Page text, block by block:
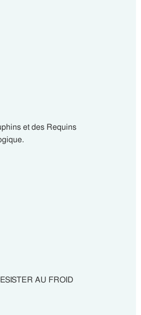
et des Requins
AU FROID